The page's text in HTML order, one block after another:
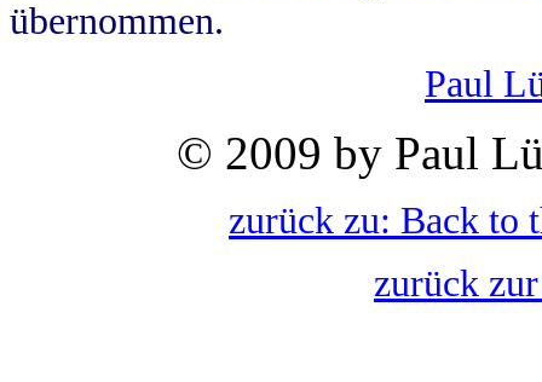
übernommen.
Paul
© 2009 by Paul
zurück zu: Back to
zurück